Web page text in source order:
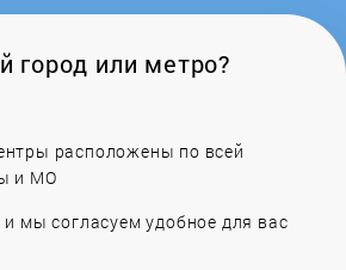
Gejzer
город или метро?
расположены по всей
и МО
и мы согласуем удобное для вас